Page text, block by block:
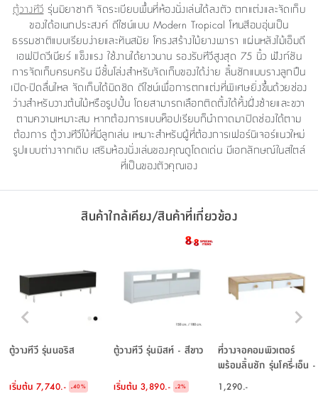
ตู้วางทีวี รุ่นมิยาซากิ จัดระเบียบพื้นที่ห้องนั่งเล่นได้ลงตัว ตกแต่งและจัดเก็บ
ของได้อเนกประสงค์ ดีไซน์แบบ Modern Tropical โทนสีอบอุ่นเป็น
ธรรมชาติแบบเรียบง่ายและทันสมัย โครงสร้างไม้ยางพารา แผ่นหลังไม้เอ็มดี
เอฟปิดวีเนียร์ แข็งแรง ใช้งานได้ยาวนาน รองรับทีวีสูงสุด 75 นิ้ว ฟังก์ชัน
การจัดเก็บครบครัน มีชั้นโล่งสำหรับจัดเก็บของได้ง่าย ลิ้นชักแบบรางลูกปืน
เปิด-ปิดลื่นไหล จัดเก็บได้มิดชิด ดีไซน์เพื่อการตกแต่งที่พิเศษยิ่งขึ้นด้วยช่อง
ว่างสำหรับวางต้นไม้หรือรูปปั้น โดยสามารถเลือกติดตั้งได้ทั้งฝั่งซ้ายและขวา
ตามความเหมาะสม หากต้องการแบบท็อปเรียบก็นำถาดมาปิดช่องได้ตาม
ต้องการ ตู้วางทีวีไม้ที่มีลูกเล่น เหมาะสำหรับผู้ที่ต้องการเฟอร์นิเจอร์แนวใหม่
รูปแบบต่างจากเดิม เสริมห้องนั่งเล่นของคุณดูโดดเด่น มีเอกลักษณ์ในสไตล์
ที่เป็นของตัวคุณเอง
สินค้าใกล้เคียง/สินค้าที่เกี่ยวข้อง
ตู้วางทีวี รุ่นนอริส
เริ่มต้น 7,740.- -40%
ตู้วางทีวี รุ่นมิสท์ - สีขาว
เริ่มต้น 3,890.- -2%
ที่วางจอคอมพิวเตอร์
พร้อมลิ้นชัก รุ่นโครี่-เอ็น -
สีธรรมชาติ/ขาว
1,290.-